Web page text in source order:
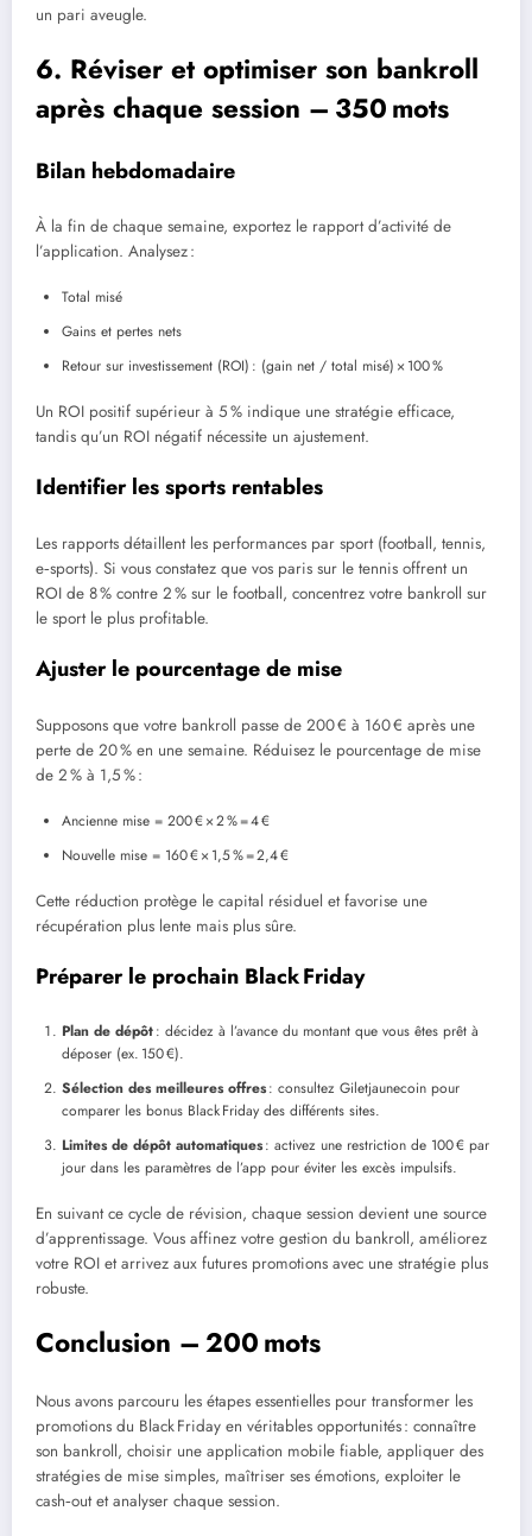
un pari aveugle.
6. Réviser et optimiser son bankroll
après chaque session – 350 mots
Bilan hebdomadaire
À la fin de chaque semaine, exportez le rapport d’activité de
l’application. Analysez :
Total misé
Gains et pertes nets
Retour sur investissement (ROI) : (gain net / total misé) × 100 %
Un ROI positif supérieur à 5 % indique une stratégie efficace,
tandis qu’un ROI négatif nécessite un ajustement.
Identifier les sports rentables
Les rapports détaillent les performances par sport (football, tennis,
e‑sports). Si vous constatez que vos paris sur le tennis offrent un
ROI de 8 % contre 2 % sur le football, concentrez votre bankroll sur
le sport le plus profitable.
Ajuster le pourcentage de mise
Supposons que votre bankroll passe de 200 € à 160 € après une
perte de 20 % en une semaine. Réduisez le pourcentage de mise
de 2 % à 1,5 % :
Ancienne mise = 200 € × 2 % = 4 €
Nouvelle mise = 160 € × 1,5 % = 2,4 €
Cette réduction protège le capital résiduel et favorise une
récupération plus lente mais plus sûre.
Préparer le prochain Black Friday
Plan de dépôt: décidez à l’avance du montant que vous êtes prêt à
déposer (ex. 150 €).
Sélection des meilleures offres: consultez Giletjaunecoin pour
comparer les bonus Black Friday des différents sites.
Limites de dépôt automatiques: activez une restriction de 100 € par
jour dans les paramètres de l’app pour éviter les excès impulsifs.
En suivant ce cycle de révision, chaque session devient une source
d’apprentissage. Vous affinez votre gestion du bankroll, améliorez
votre ROI et arrivez aux futures promotions avec une stratégie plus
robuste.
Conclusion – 200 mots
Nous avons parcouru les étapes essentielles pour transformer les
promotions du Black Friday en véritables opportunités : connaître
son bankroll, choisir une application mobile fiable, appliquer des
stratégies de mise simples, maîtriser ses émotions, exploiter le
cash‑out et analyser chaque session.